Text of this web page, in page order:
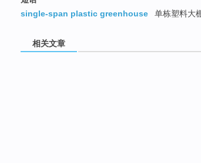
single-span plastic greenhouse
单栋塑料大
相关文章